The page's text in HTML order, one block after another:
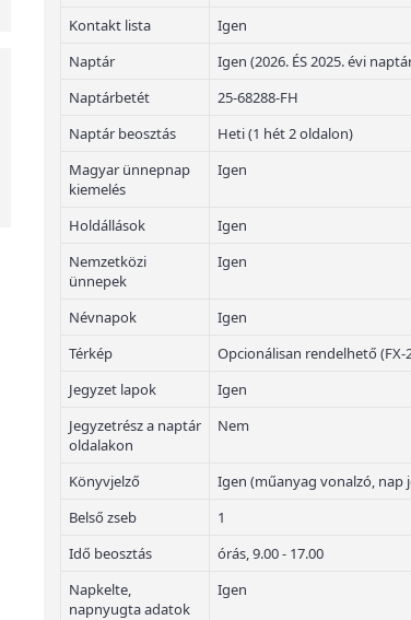
Kontakt lista
Igen
Naptár
Igen (2026. ÉS 2025. évi
Naptárbetét
25-68288-FH
Naptár beosztás
Heti (1 hét 2 oldalon)
Magyar ünnepnap
kiemelés
Igen
Holdállások
Igen
Nemzetközi
ünnepek
Igen
Névnapok
Igen
Térkép
Opcionálisan rendelhető (FX-
Jegyzet lapok
Igen
Jegyzetrész a naptár
oldalakon
Nem
Könyvjelző
Igen (műanyag vonalzó, nap
Belső zseb
1
Idő beosztás
órás, 9.00 - 17.00
Napkelte,
napnyugta adatok
Igen